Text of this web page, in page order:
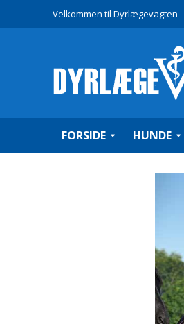
Velkommen til Dyrlægevagten
FORSIDE HUNDE